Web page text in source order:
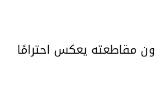
مقاطعته يعكس احترامًا